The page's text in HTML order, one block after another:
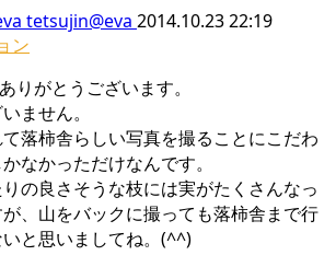
tetsujin@eva 2014.10.23 22:19
ン
りがとうございます。
ません。
落柿舎らしい写真を撮ることにこだわ
なかっただけなんです。
の良さそうな枝には実がたくさんなっ
、山をバックに撮っても落柿舎まで行
と思いましてね。(^^)